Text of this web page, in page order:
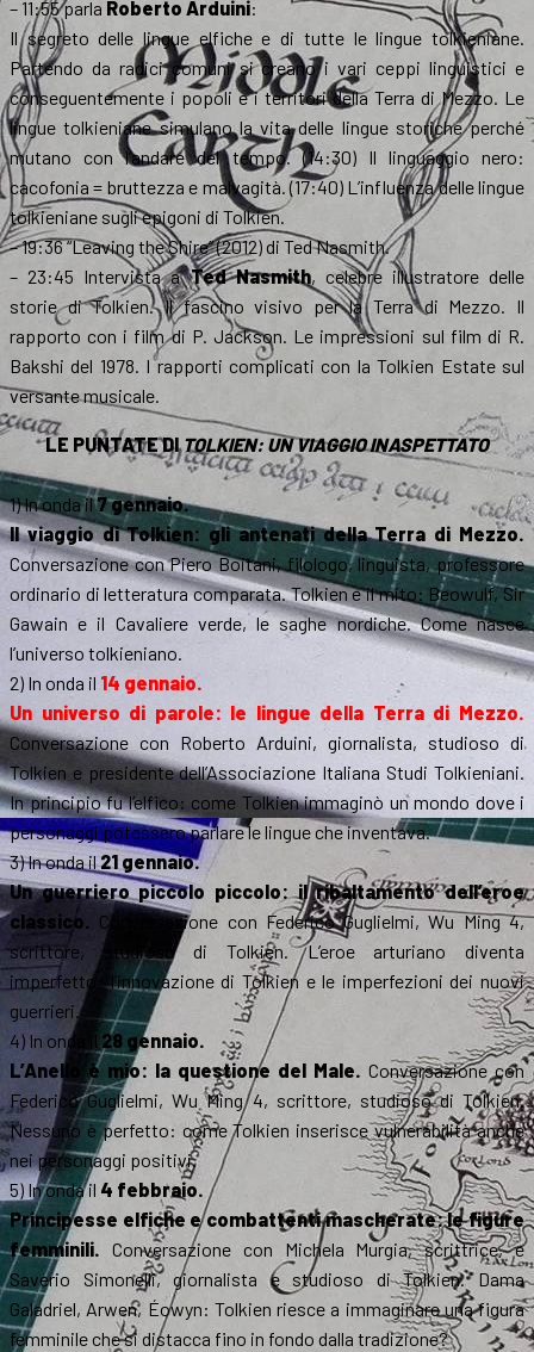
– 11:55 parla Roberto Arduini:
Il segreto delle lingue elfiche e di tutte le lingue tolkieniane.
Partendo da radici comuni si creano i vari ceppi linguistici e
conseguentemente i popoli e i territori della Terra di Mezzo. Le
lingue tolkieniane simulano la vita delle lingue storiche perché
mutano con l’andare del tempo. (14:30) Il linguaggio nero:
cacofonia = bruttezza e malvagità. (17:40) L’influenza delle lingue
tolkieniane sugli epigoni di Tolkien.
– 19:36 “Leaving the Shire” (2012) di Ted Nasmith.
– 23:45 Intervista aTed Nasmith, celebre illustratore delle
storie di Tolkien. Il fascino visivo per la Terra di Mezzo. Il
rapporto con i film di P. Jackson. Le impressioni sul film di R.
Bakshi del 1978. I rapporti complicati con la Tolkien Estate sul
versante musicale.
LE PUNTATE DITOLKIEN: UN VIAGGIO INASPETTATO
1) In onda il7 gennaio.
Il viaggio di Tolkien: gli antenati della Terra di Mezzo.
Conversazione con Piero Boitani, filologo, linguista, professore
ordinario di letteratura comparata. Tolkien e il mito: Beowulf, Sir
Gawain e il Cavaliere verde, le saghe nordiche. Come nasce
l’universo tolkieniano.
2) In onda il 14 gennaio.
Un universo di parole: le lingue della Terra di Mezzo.
Conversazione con Roberto Arduini, giornalista, studioso di
Tolkien e presidente dell’Associazione Italiana Studi Tolkieniani.
In principio fu l’elfico: come Tolkien immaginò un mondo dove i
personaggi potessero parlare le lingue che inventava.
3) In onda il21 gennaio.
Un guerriero piccolo piccolo: il ribaltamento dell’eroe
classico. Conversazione con Federico Guglielmi, Wu Ming 4,
scrittore, studioso di Tolkien. L’eroe arturiano diventa
imperfetto: l’innovazione di Tolkien e le imperfezioni dei nuovi
guerrieri.
4) In onda il 28 gennaio.
L’Anello è mio: la questione del Male. Conversazione con
Federico Guglielmi, Wu Ming 4, scrittore, studioso di Tolkien.
Nessuno è perfetto: come Tolkien inserisce vulnerabilità anche
nei personaggi positivi.
5) In onda il 4 febbraio.
Principesse elfiche e combattenti mascherate: le figure
femminili. Conversazione con Michela Murgia, scrittrice, e
Saverio Simonelli, giornalista e studioso di Tolkien. Dama
Galadriel, Arwen, Éowyn: Tolkien riesce a immaginare una figura
femminile che si distacca fino in fondo dalla tradizione?